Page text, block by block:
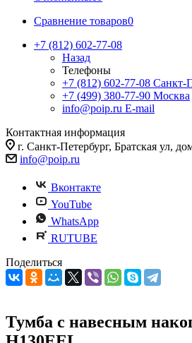
Сравнение товаров0
+7 (812) 602-77-08
Назад
Телефоны
+7 (812) 602-77-08 Санкт-
+7 (499) 380-77-90 Москва
info@poip.ru E-mail
Контактная информация
г. Санкт-Петербург, Братская ул,
info@poip.ru
Вконтакте
YouTube
WhatsApp
RUTUBE
Поделиться
Тумба с навесным